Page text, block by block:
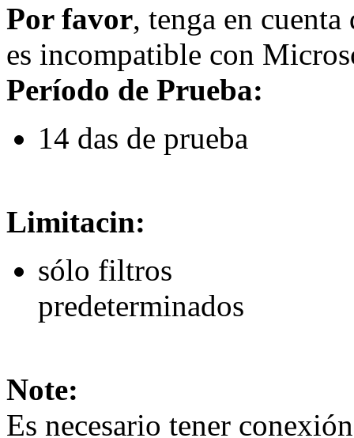
Por favor, tenga en
es incompatible con
Período de Prueba:
14 das de prueba
Limitacin:
sólo filtros
predeterminados
Note:
Es necesario tener